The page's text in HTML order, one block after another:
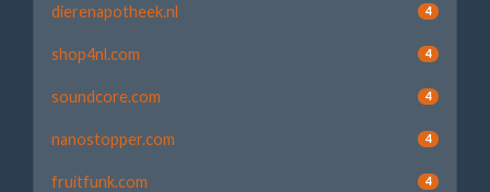
dierenapotheek.nl 4
shop4nl.com 4
soundcore.com 4
nanostopper.com 4
fruitfunk.com 4